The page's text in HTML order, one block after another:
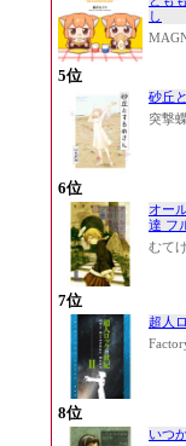
し
5位
砂丘
突撃
6位
オー
達 フ
むて
7位
超人
8位
いつ